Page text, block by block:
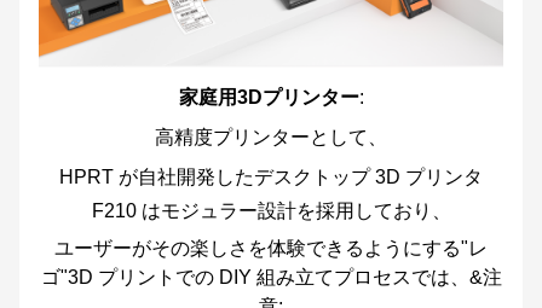
家庭用3Dプリンター:
高精度プリンターとして、
HPRT が自社開発したデスクトップ 3D プリンタ
F210 はモジュラー設計を採用しており、
ユーザーがその楽しさを体験できるようにする"レ
ゴ"3D プリントでの DIY 組み立てプロセスでは、&注